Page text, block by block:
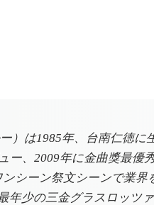
）は1985年、台南仁徳
ー、2009年に金曲獎最
シーン祭文シーンで業
年少の三金グラスロッツ